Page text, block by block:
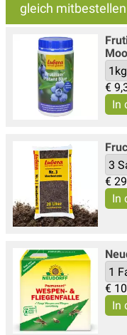
gleich mitbestellen
€
€
€